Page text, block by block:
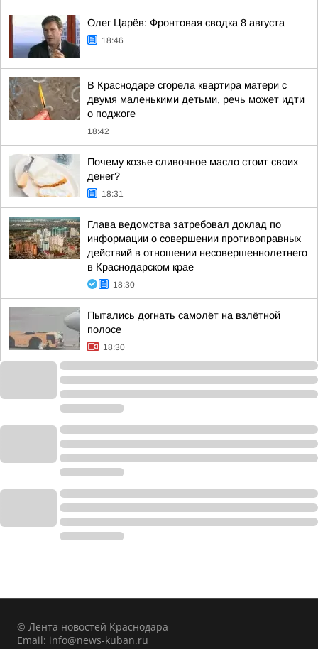
Олег Царёв: Фронтовая сводка 8 августа
18:46
В Краснодаре сгорела квартира матери с
двумя маленькими детьми, речь может идти
о поджоге
18:42
Почему козье сливочное масло стоит своих
денег?
18:31
Глава ведомства затребовал доклад по
информации о совершении противоправных
действий в отношении несовершеннолетнего
в Краснодарском крае
18:30
Пытались догнать самолёт на взлётной
полосе
18:30
© Лента новостей Краснодара
Email: info@news-kuban.ru